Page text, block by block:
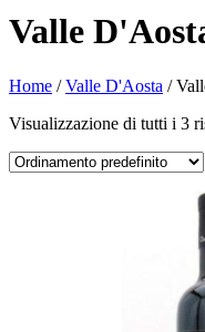
Valle
Home /Valle D'Aosta /
Visualizzazione di tutti i 3